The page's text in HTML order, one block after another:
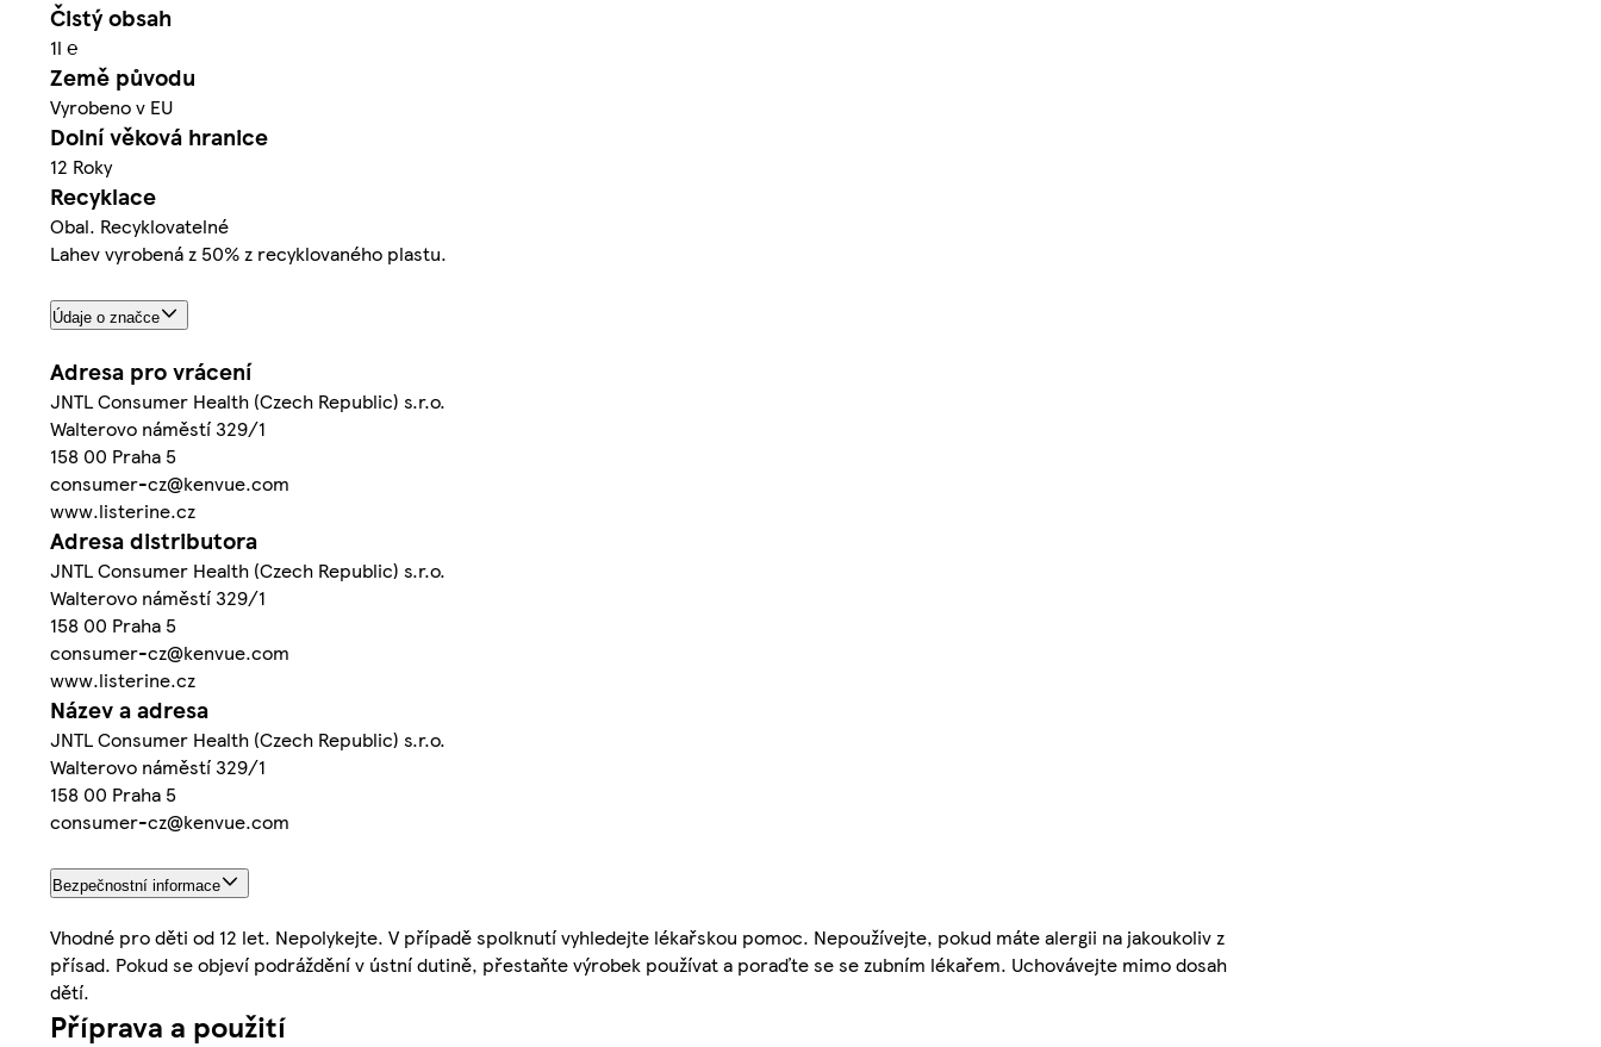
Čistý obsah
1l ℮
Země původu
Vyrobeno v EU
Dolní věková hranice
12 Roky
Recyklace
Obal. Recyklovatelné
Lahev vyrobená z 50% z recyklovaného plastu.
Údaje o značce
Adresa pro vrácení
JNTL Consumer Health (Czech Republic) s.r.o.
Walterovo náměstí 329/1
158 00 Praha 5
consumer-cz@kenvue.com
www.listerine.cz
Adresa distributora
JNTL Consumer Health (Czech Republic) s.r.o.
Walterovo náměstí 329/1
158 00 Praha 5
consumer-cz@kenvue.com
www.listerine.cz
Název a adresa
JNTL Consumer Health (Czech Republic) s.r.o.
Walterovo náměstí 329/1
158 00 Praha 5
consumer-cz@kenvue.com
Bezpečnostní informace
Vhodné pro děti od 12 let. Nepolykejte. V případě spolknutí vyhledejte lékařskou pomoc. Nepoužívejte, pokud máte alergii na jakoukoliv z
přísad. Pokud se objeví podráždění v ústní dutině, přestaňte výrobek používat a poraďte se se zubním lékařem. Uchovávejte mimo dosah
dětí.
Příprava a použití